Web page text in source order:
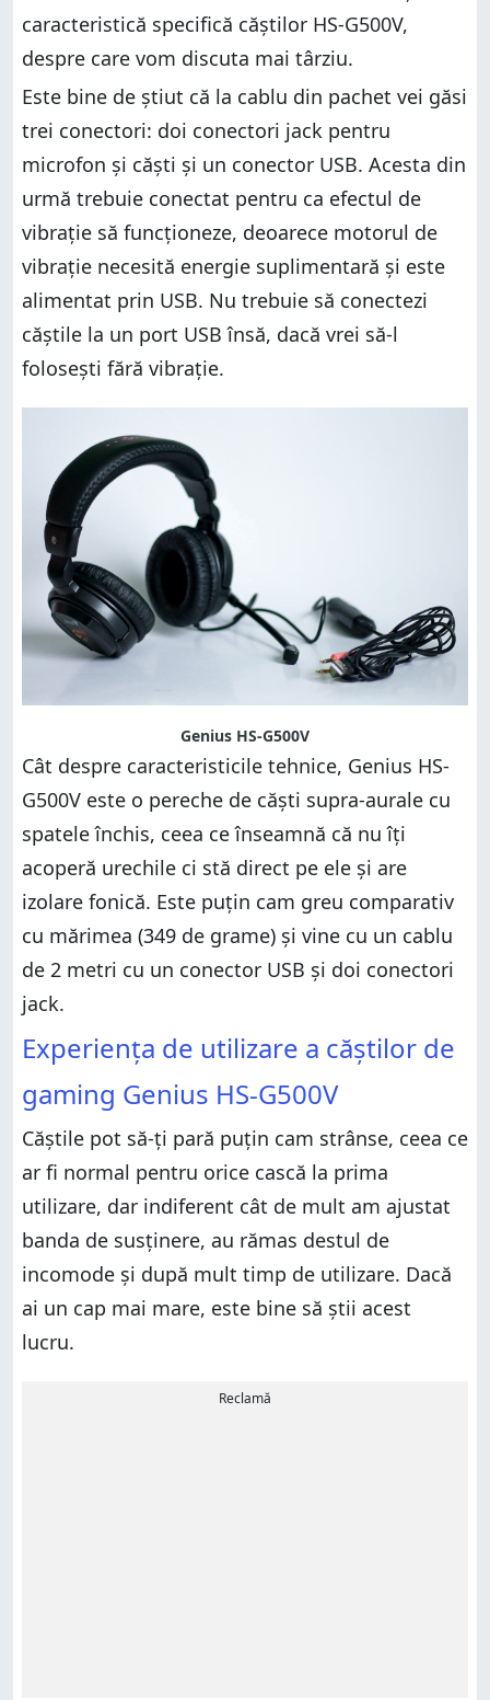
caracteristică specifică căștilor HS-G500V,
despre care vom discuta mai târziu.
Este bine de știut că la cablu din pachet vei găsi
trei conectori: doi conectori jack pentru
microfon și căști și un conector USB. Acesta din
urmă trebuie conectat pentru ca efectul de
vibrație să funcționeze, deoarece motorul de
vibrație necesită energie suplimentară și este
alimentat prin USB. Nu trebuie să conectezi
căștile la un port USB însă, dacă vrei să-l
folosești fără vibrație.
Genius HS-G500V
Cât despre caracteristicile tehnice, Genius HS-
G500V este o pereche de căști supra-aurale cu
spatele închis, ceea ce înseamnă că nu îți
acoperă urechile ci stă direct pe ele și are
izolare fonică. Este puțin cam greu comparativ
cu mărimea (349 de grame) și vine cu un cablu
de 2 metri cu un conector USB și doi conectori
jack.
Experiența de utilizare a căștilor de
gaming Genius HS-G500V
Căștile pot să-ți pară puțin cam strânse, ceea ce
ar fi normal pentru orice cască la prima
utilizare, dar indiferent cât de mult am ajustat
banda de susținere, au rămas destul de
incomode și după mult timp de utilizare. Dacă
ai un cap mai mare, este bine să știi acest
lucru.
Reclamă